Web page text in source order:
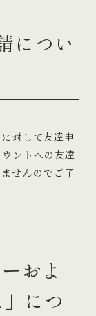
につい
対して友達申
ントへの友達
せんのでご了
およ
につ